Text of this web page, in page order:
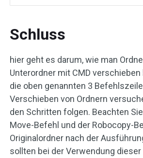
Schluss
hier geht es darum, wie man
Unterordner mit CMD verschieben
die oben genannten 3
Verschieben von Ordnern
den Schritten folgen. Beachten
Move-Befehl und der Robocopy-
Originalordner nach der
sollten bei der Verwendung